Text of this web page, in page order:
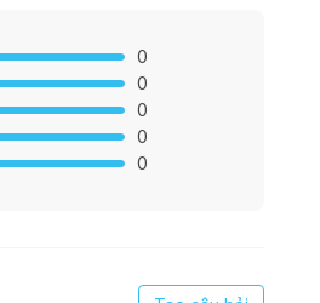
phần ruột nệm và phần vỏ
0
0
0
0
0